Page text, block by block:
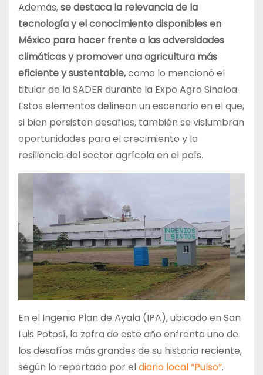
Además,se destaca la relevancia de la
tecnología y el conocimiento disponibles en
México para hacer frente a las adversidades
climáticas y promover una agricultura más
eficiente y sustentable,como lo mencionó el
titular de la SADER durante la Expo Agro Sinaloa.
Estos elementos delinean un escenario en el que,
si bien persisten desafíos, también se vislumbran
oportunidades para el crecimiento y la
resiliencia del sector agrícola en el país.
En el Ingenio Plan de Ayala (IPA), ubicado en San
Luis Potosí, la zafra de este año enfrenta uno de
los desafíos más grandes de su historia reciente,
según lo reportado por eldiario local “Pulso”.